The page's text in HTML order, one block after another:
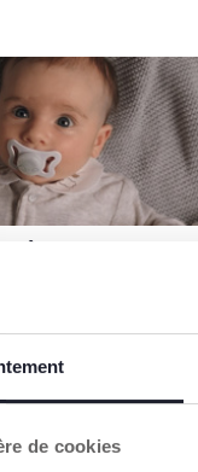
de cookies
entraînent
les fonctions vitales de
pour une
saine : la
la mastication et